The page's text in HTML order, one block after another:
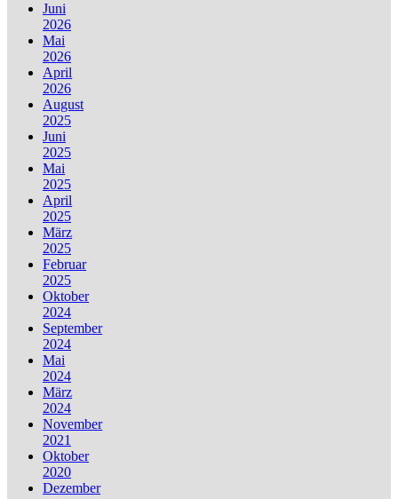
Juni
2026
Mai
2026
April
2026
August
2025
Juni
2025
Mai
2025
April
2025
März
2025
Februar
2025
Oktober
2024
September
2024
Mai
2024
März
2024
November
2021
Oktober
2020
Dezember